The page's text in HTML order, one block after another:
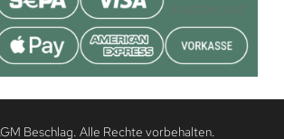
Beschlag. Alle Rechte vorbehalten.